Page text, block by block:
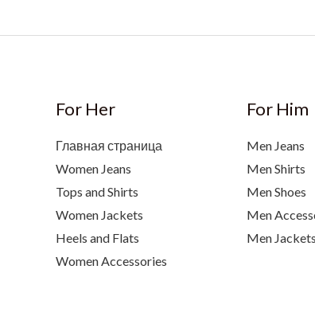
For Her
Главная страница
Women Jeans
Tops and Shirts
Women Jackets
Heels and Flats
Women Accessories
For Him
Men Jeans
Men Shirts
Men Shoes
Men
Men Jackets